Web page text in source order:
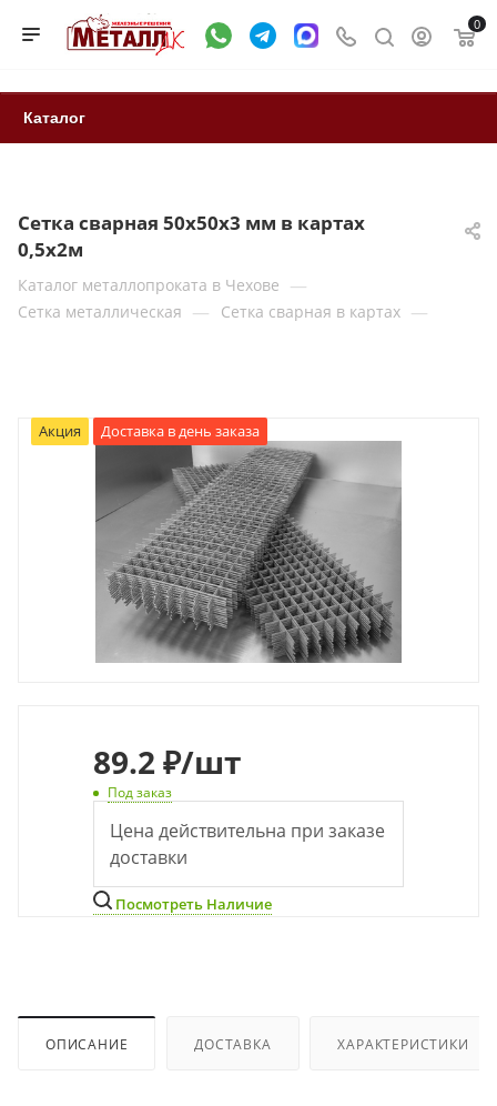
0
Каталог
Сетка сварная 50х50х3 мм в картах
0,5х2м
Каталог металлопроката в Чехове —
Сетка металлическая — Сетка сварная в картах —
Акция Доставка в день заказа
89.2 ₽/шт
Под заказ
Цена действительна при заказе
доставки
Посмотреть Наличие
ОПИСАНИЕ ДОСТАВКА ХАРАКТЕРИСТИКИ